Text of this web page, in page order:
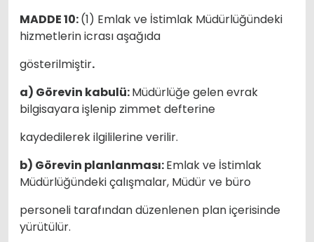
MADDE 10:(1) Emlak ve İstimlak Müdürlüğündeki
hizmetlerin icrası aşağıda
gösterilmiştir.
a) Görevin kabulü:Müdürlüğe gelen evrak
bilgisayara işlenip zimmet defterine
kaydedilerek ilgililerine verilir.
b) Görevin planlanması:Emlak ve İstimlak
Müdürlüğündeki çalışmalar, Müdür ve büro
personeli tarafından düzenlenen plan içerisinde
yürütülür.